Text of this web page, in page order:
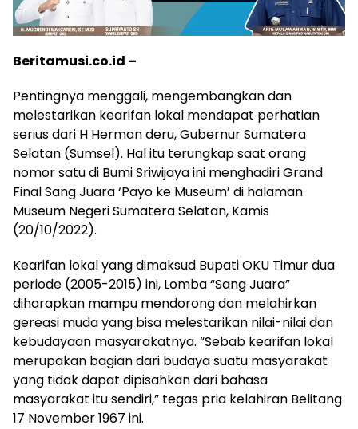
Beritamusi.co.id –
Pentingnya menggali, mengembangkan dan
melestarikan kearifan lokal mendapat perhatian
serius dari H Herman deru, Gubernur Sumatera
Selatan (Sumsel). Hal itu terungkap saat orang
nomor satu di Bumi Sriwijaya ini menghadiri Grand
Final Sang Juara ‘Payo ke Museum’ di halaman
Museum Negeri Sumatera Selatan, Kamis
(20/10/2022).
Kearifan lokal yang dimaksud Bupati OKU Timur dua
periode (2005-2015) ini, Lomba “Sang Juara”
diharapkan mampu mendorong dan melahirkan
gereasi muda yang bisa melestarikan nilai-nilai dan
kebudayaan masyarakatnya. “Sebab kearifan lokal
merupakan bagian dari budaya suatu masyarakat
yang tidak dapat dipisahkan dari bahasa
masyarakat itu sendiri,” tegas pria kelahiran Belitang
17 November 1967 ini.